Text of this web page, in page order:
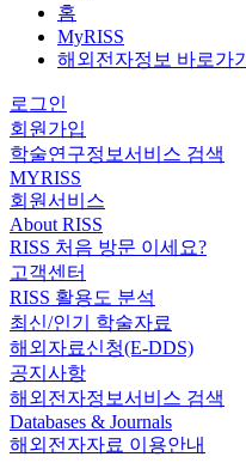
홈
MyRISS
해외전자정보 바로가기
로그인
회원가입
학술연구정보서비스 검색
MYRISS
회원서비스
About RISS
RISS 처음 방문 이세요?
고객센터
RISS 활용도 분석
최신/인기 학술자료
해외자료신청(E-DDS)
공지사항
해외전자정보서비스 검색
Databases & Journals
해외전자자료 이용안내